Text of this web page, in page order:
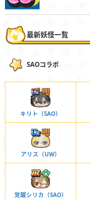
最新妖怪一覧
SAOコラボ
キリト（SAO）
アリス（UW）
覚醒シリカ（SAO）